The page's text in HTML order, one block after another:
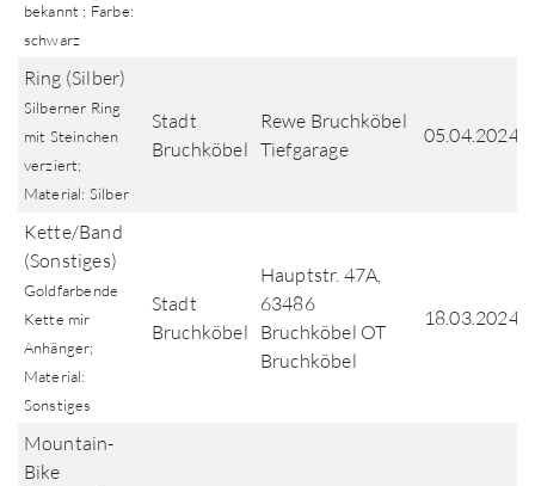
bekannt ; Farbe:
schwarz
Ring (Silber)
Silberner Ring
mit Steinchen
verziert;
Material: Silber
Stadt
Bruchköbel
Rewe Bruchköbel
Tiefgarage
05.04.2024
Kette/Band
(Sonstiges)
Goldfarbende
Kette mir
Anhänger;
Material:
Sonstiges
Stadt
Bruchköbel
Hauptstr. 47A,
63486
Bruchköbel OT
Bruchköbel
18.03.2024
Mountain-
Bike